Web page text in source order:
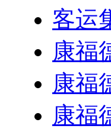
客运
康福
康福
康福